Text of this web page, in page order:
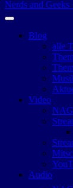
Nerds and
Blog
alle
Video
Audio